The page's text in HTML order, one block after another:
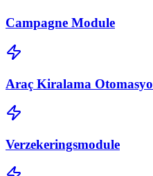
Campagne Module
Araç Kiralama
Verzekeringsmodule